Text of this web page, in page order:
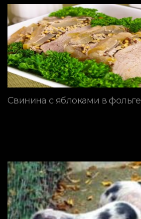
Свинина с яблоками в фольге